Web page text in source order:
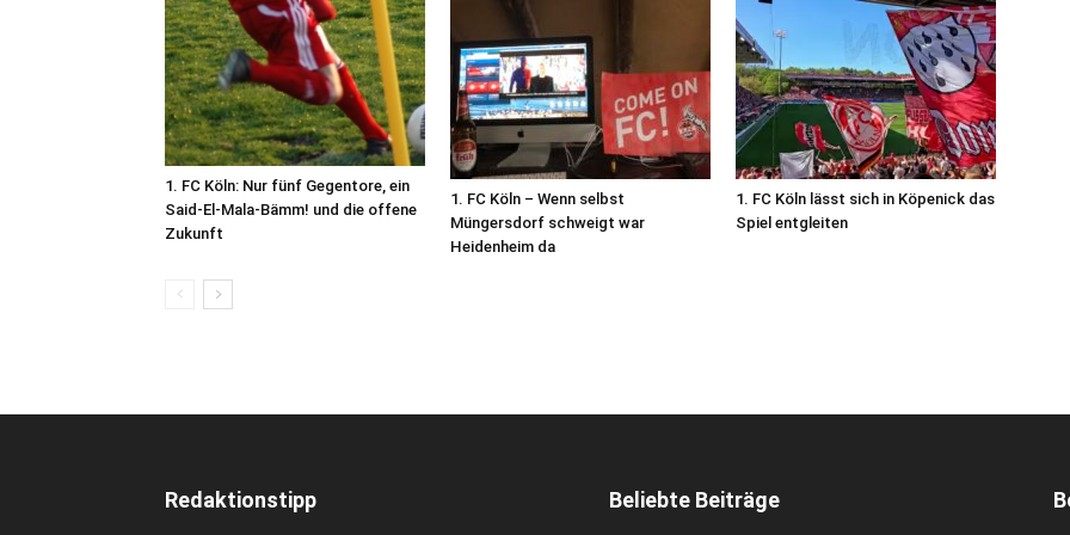
1. FC Köln: Nur fünf Gegentore, ein
Said-El-Mala-Bämm! und die offene
Zukunft
1. FC Köln – Wenn selbst
Müngersdorf schweigt war
Heidenheim da
1. FC Köln lässt sich in Köpenick das
Spiel entgleiten
Redaktionstipp Beliebte Beiträge